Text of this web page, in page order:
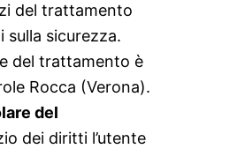
del trattamento
sulla sicurezza.
del trattamento è
Rocca (Verona).
del
dei diritti l’utente